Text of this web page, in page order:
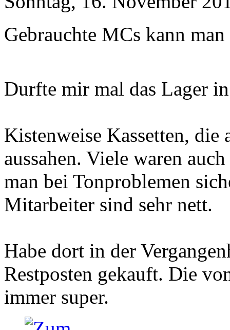
Gebrauchte MCs kann
Durfte mir mal das Lager
Kistenweise Kassetten, die
aussahen. Viele waren
man bei Tonproblemen
Mitarbeiter sind sehr nett.
Habe dort in der
Restposten gekauft. Die
immer super.